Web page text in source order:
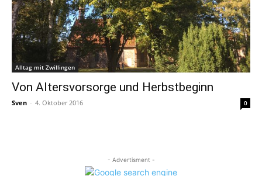
Alltag mit Zwillingen
Von Altersvorsorge und Herbstbeginn
Sven - 4. Oktober 2016 0
- Advertisment -